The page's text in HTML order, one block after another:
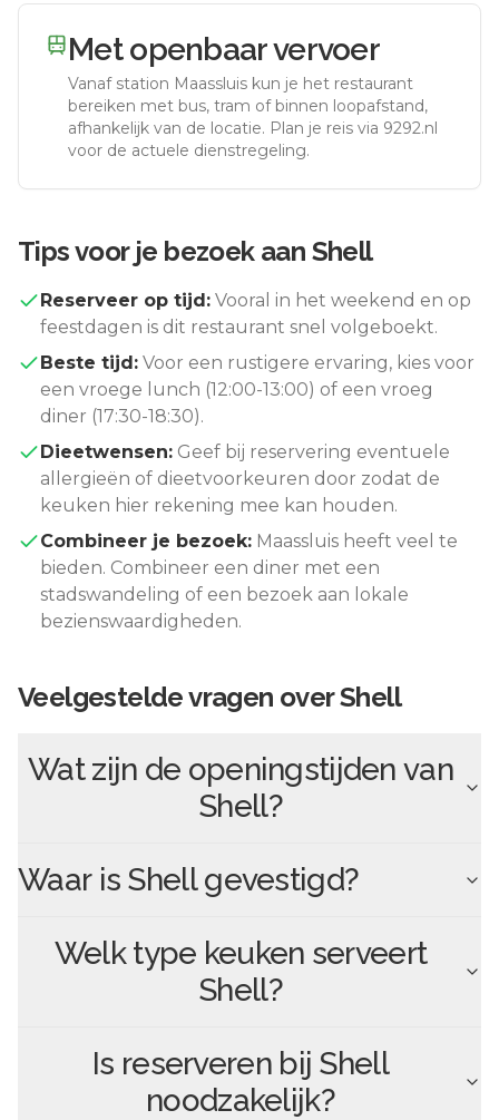
Met openbaar vervoer
Vanaf station Maassluis kun je het restaurant
bereiken met bus, tram of binnen loopafstand,
afhankelijk van de locatie. Plan je reis via 9292.nl
voor de actuele dienstregeling.
Tips voor je bezoek aan Shell
Reserveer op tijd: Vooral in het weekend en op
feestdagen is dit restaurant snel volgeboekt.
Beste tijd: Voor een rustigere ervaring, kies voor
een vroege lunch (12:00-13:00) of een vroeg
diner (17:30-18:30).
Dieetwensen: Geef bij reservering eventuele
allergieën of dieetvoorkeuren door zodat de
keuken hier rekening mee kan houden.
Combineer je bezoek: Maassluis heeft veel te
bieden. Combineer een diner met een
stadswandeling of een bezoek aan lokale
bezienswaardigheden.
Veelgestelde vragen overShell
Wat zijn de openingstijden van
Shell?
Waar is Shellgevestigd?
Welk type keuken serveert
Shell?
Is reserveren bij Shell
noodzakelijk?